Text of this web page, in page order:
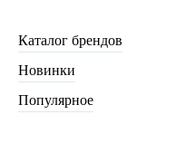
Каталог брендов
Новинки
Популярное